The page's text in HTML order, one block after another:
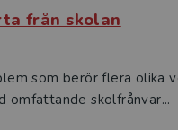
från skolan
som berör flera olika
omfattande skolfrånvar...